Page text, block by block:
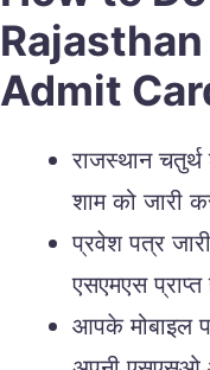
Admit
राजस्थान
शाम को जारी
प्रवेश पत्र
एसएमएस प्राप्त
आपके मोबाइल